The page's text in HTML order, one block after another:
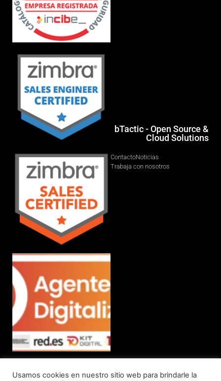
bTactic - Open Source &
Cloud Solutions
ContactoNoticias
Trabaja con nosotros
Usamos cookies en nuestro sitio web para brindarle la